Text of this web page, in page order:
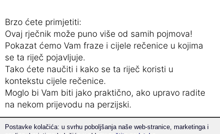
Brzo ćete primjetiti:
Ovaj rječnik može puno više od samih pojmova!
Pokazat ćemo Vam fraze i cijele rečenice u kojima
se ta riječ pojavljuje.
Tako ćete naučiti i kako se ta riječ koristi u
kontekstu cijele rečenice.
Moglo bi Vam biti jako praktično, ako upravo radite
na nekom prijevodu na perzijski.
Naša tri savjeta:
Postavke kolačića: u svrhu poboljšanja naše web-stranice, marketinga i